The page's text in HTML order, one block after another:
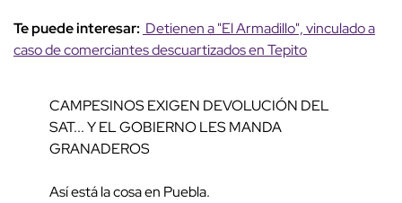
Te puede interesar: Detienen a "El Armadillo", vinculado a
caso de comerciantes descuartizados en Tepito
CAMPESINOS EXIGEN DEVOLUCIÓN DEL
SAT... Y EL GOBIERNO LES MANDA
GRANADEROS
Así está la cosa en Puebla.